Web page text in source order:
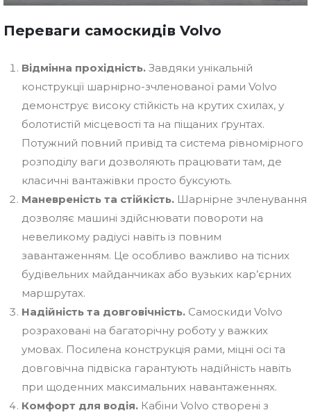
Переваги самоскидів Volvo
Відмінна прохідність. Завдяки унікальній
конструкції шарнірно-зчленованої рами Volvo
демонструє високу стійкість на крутих схилах, у
болотистій місцевості та на піщаних ґрунтах.
Потужний повний привід та система рівномірного
розподілу ваги дозволяють працювати там, де
класичні вантажівки просто буксують.
Маневреність та стійкість. Шарнірне зчленування
дозволяє машині здійснювати повороти на
невеликому радіусі навіть із повним
завантаженням. Це особливо важливо на тісних
будівельних майданчиках або вузьких кар’єрних
маршрутах.
Надійність та довговічність. Самоскиди Volvo
розраховані на багаторічну роботу у важких
умовах. Посилена конструкція рами, міцні осі та
довговічна підвіска гарантують надійність навіть
при щоденних максимальних навантаженнях.
Комфорт для водія. Кабіни Volvo створені з